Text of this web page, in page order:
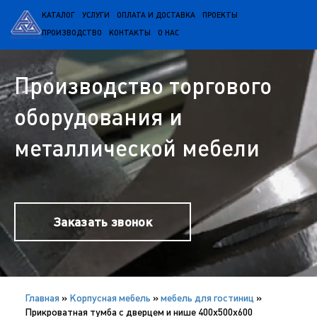
КАТАЛОГ УСЛУГИ ОПЛАТА И ДОСТАВКА ПРОЕКТЫ
ПРОИЗВОДСТВО КОНТАКТЫ О НАС
Производство торгового
оборудования и
металлической мебели
Заказать звонок
Главная » Корпусная мебель »мебель для гостиниц »
Прикроватная тумба с дверцем и нише 400х500х600